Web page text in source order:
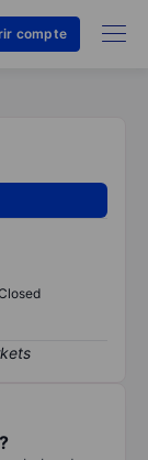
compte